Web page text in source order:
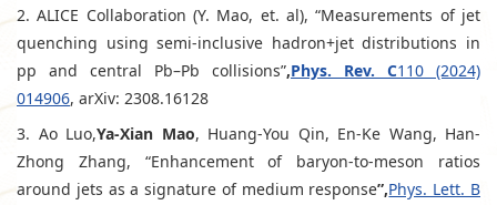
2. ALICE Collaboration (Y. Mao, et. al), “Measurements of jet
quenching using semi-inclusive hadron+jet distributions in
pp and central Pb–Pb collisions”,Phys. Rev. C110 (2024)
014906, arXiv: 2308.16128
3. Ao Luo,Ya-Xian Mao, Huang-You Qin, En-Ke Wang, Han-
Zhong Zhang, “Enhancement of baryon-to-meson ratios
around jets as a signature of medium response”,Phys. Lett. B